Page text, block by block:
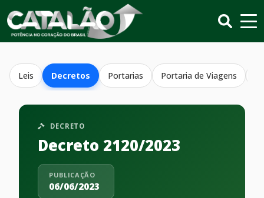
Leis Decretos Portarias Portaria de Viagens
DECRETO
Decreto 2120/2023
PUBLICAÇÃO
06/06/2023